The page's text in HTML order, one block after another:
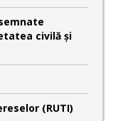
civilă şi
(RUTI)